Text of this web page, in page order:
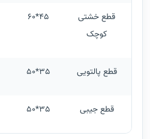
قطع خشتی
کوچک
45*60
قطع پالتویی 35*50
قطع جیبی 35*50